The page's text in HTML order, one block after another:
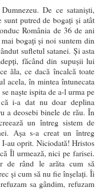
De ce sataniști,
putred de bogați și atât
România de 36 de ani
bogați și noi suntem din
sufletul satanei. Și asta
făcând din supușii lui
ăla, ce dacă încalcă toate
acela, în mintea întunecata
naște ispita de a-l urma pe
i-a dat nu doar deplina
a deosebi binele de rău. În
un întreg sistem de
Așa s-a creat un întreg
au oprit. Niciodată! Hristos
Îl urmează, nici pe farisei.
de rând le arăta cum să
și cum să nu fie înșelați. Îi
sa gândim, refuzam